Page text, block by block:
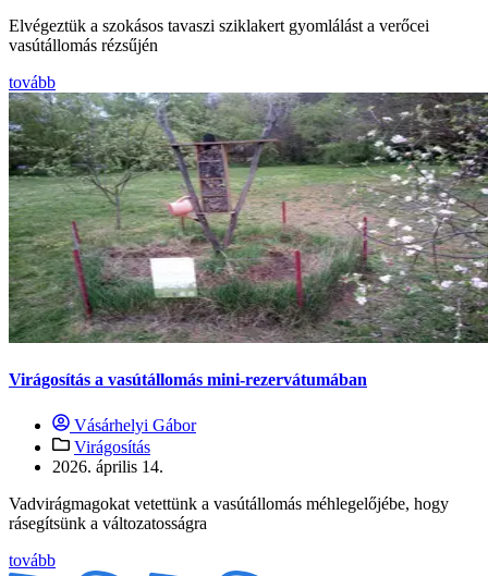
Elvégeztük a szokásos tavaszi sziklakert gyomlálást a verőcei
vasútállomás rézsűjén
tovább
Virágosítás a vasútállomás mini-rezervátumában
Vásárhelyi Gábor
Virágosítás
2026. április 14.
Vadvirágmagokat vetettünk a vasútállomás méhlegelőjébe, hogy
rásegítsünk a változatosságra
tovább